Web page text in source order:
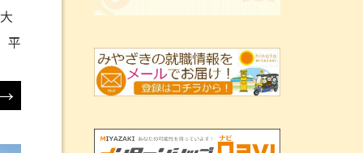
平
→